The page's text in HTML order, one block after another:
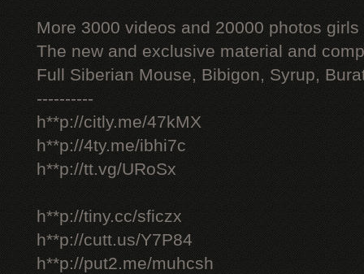
More 3000 videos and 20000 photos
The new and exclusive material and
Full Siberian Mouse, Bibigon, Syrup,
----------
h**p://citly.me/47kMX
h**p://4ty.me/ibhi7c
h**p://tt.vg/URoSx
h**p://tiny.cc/sficzx
h**p://cutt.us/Y7P84
h**p://put2.me/muhcsh